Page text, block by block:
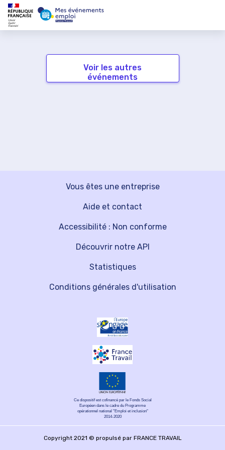
Voir les autres
événements
Vous êtes une entreprise
Découvrir notre API
Aide et contact
Statistiques
Accessibilité : Non conforme
Conditions générales d'utilisation
Ce dispositif est cofinancé par le Fonds Social
Européen dans le cadre du Programme
opérationnel national "Emploi et inclusion"
2014-2020
Copyright 2021 © propulsé par FRANCE TRAVAIL